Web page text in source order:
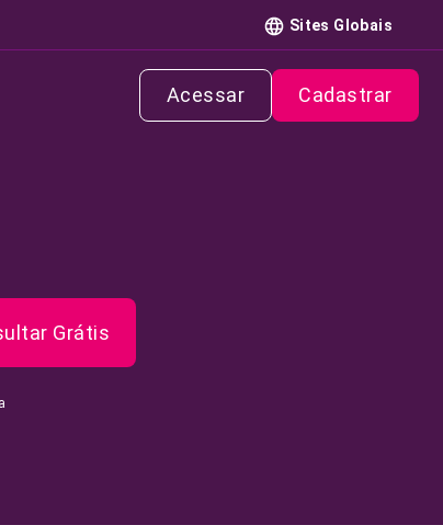
Sites Globais
Acessar Cadastrar
Grátis